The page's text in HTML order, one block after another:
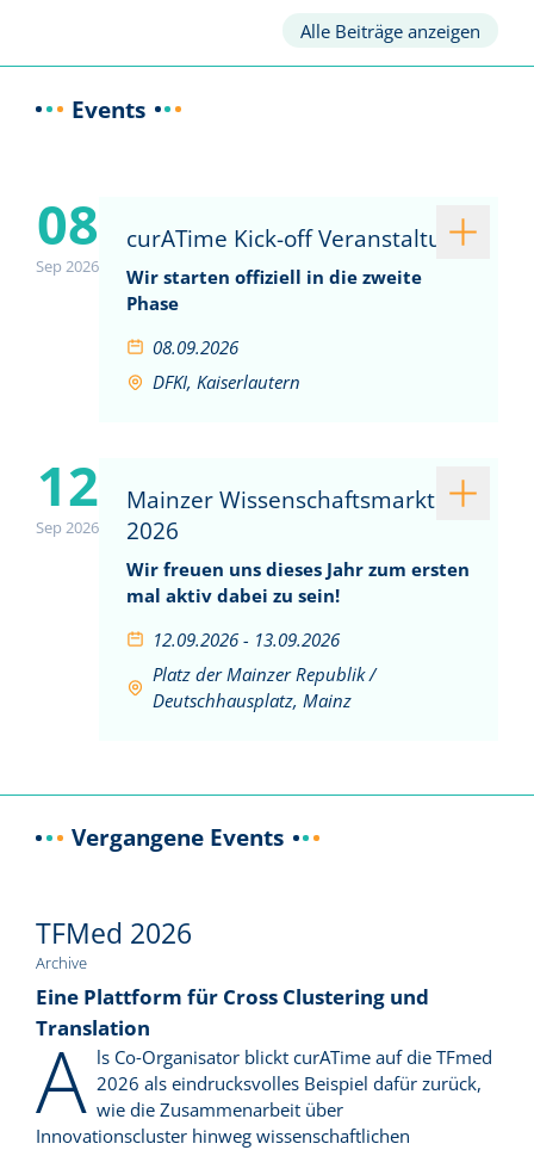
Alle Beiträge anzeigen
Events
08
Sep 2026
curATime Kick-off Veranstaltung
Wir starten offiziell in die zweite
Phase
08.09.2026
DFKI, Kaiserlautern
12
Sep 2026
Mainzer Wissenschaftsmarkt
2026
Wir freuen uns dieses Jahr zum ersten
mal aktiv dabei zu sein!
12.09.2026 - 13.09.2026
Platz der Mainzer Republik /
Deutschhausplatz, Mainz
Vergangene Events
TFMed 2026
Archive
Eine Plattform für Cross Clustering und
Translation
A ls Co‑Organisator blickt curATime auf die TFmed
2026 als eindrucksvolles Beispiel dafür zurück,
wie die Zusammenarbeit über
Innovationscluster hinweg wissenschaftlichen